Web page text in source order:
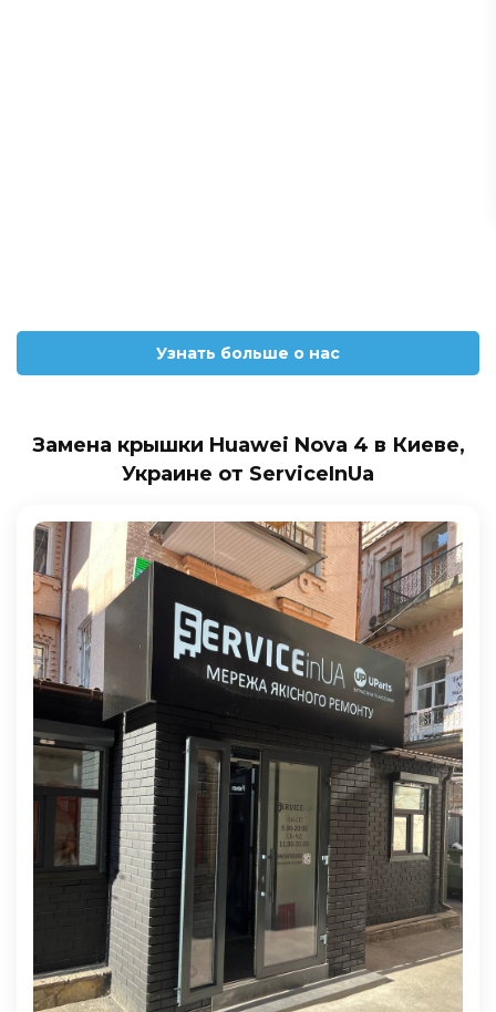
Узнать больше о нас
Замена крышки Huawei Nova 4 в Киеве,
Украине от ServiceInUa